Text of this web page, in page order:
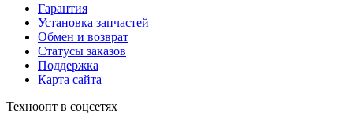
Гарантия
Установка запчастей
Обмен и возврат
Статусы заказов
Поддержка
Карта сайта
Техноопт в соцсетях